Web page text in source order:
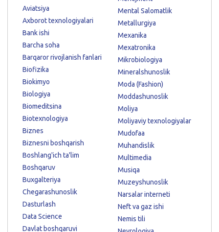
Aviatsiya
Axborot texnologiyalari
Bank ishi
Barcha soha
Barqaror rivojlanish fanlari
Biofizika
Biokimyo
Biologiya
Biomeditsina
Biotexnologiya
Biznes
Biznesni boshqarish
Boshlang'ich ta'lim
Boshqaruv
Buxgalteriya
Chegarashunoslik
Dasturlash
Data Science
Davlat boshqaruvi
Mental Salomatlik
Metallurgiya
Mexanika
Mexatronika
Mikrobiologiya
Mineralshunoslik
Moda (Fashion)
Moddashunoslik
Moliya
Moliyaviy texnologiyalar
Mudofaa
Muhandislik
Multimedia
Musiqa
Muzeyshunoslik
Narsalar interneti
Neft va gaz ishi
Nemis tili